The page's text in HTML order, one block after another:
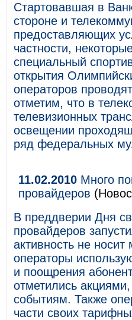
Стартовавшая в
стороне и
предоставляющих
частности,
специальный
открытия
операторов
отметим, что в
телевизионных
освещении
ряд федеральных
11.02.2010 Много
провайдеров
В преддверии Дня
провайдеров
активность не
операторы
и поощрения
отметились
событиям. Также
части своих